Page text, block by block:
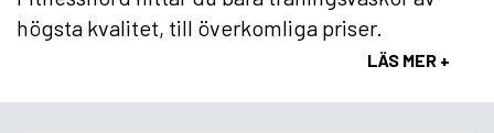
högsta kvalitet, till överkomliga priser.
LÄS MER +